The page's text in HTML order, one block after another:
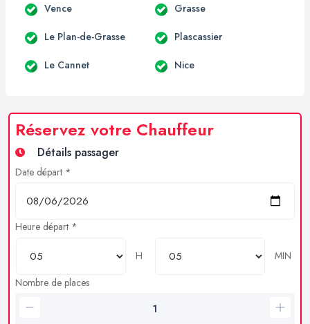
Vence Grasse
Le Plan-de-Grasse Plascassier
Le Cannet Nice
Réservez votre Chauffeur
Détails passager
Date départ *
Heure départ *
H
MIN
Nombre de places